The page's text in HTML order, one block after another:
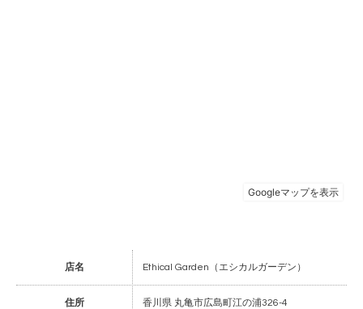
店名 Ethical Garden（エシカルガーデン）
住所 香川県 丸亀市広島町江の浦326-4